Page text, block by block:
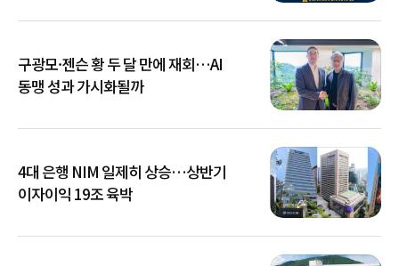
구광모·젠슨 황 두 달 만에 재회…AI
동맹 성과 가시화될까
4대 은행 NIM 일제히 상승…상반기
이자이익 19조 육박